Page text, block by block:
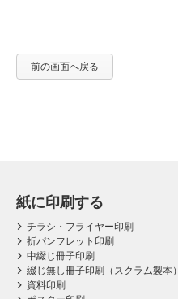
前の画面へ戻る
紙に印刷する
チラシ・フライヤー印刷
折パンフレット印刷
中綴じ冊子印刷
綴じ無し冊子印刷（スクラム製本）
資料印刷